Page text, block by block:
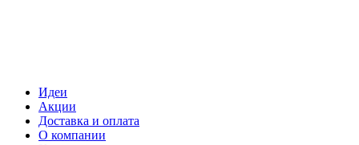
Идеи
Акции
Доставка и оплата
О компании